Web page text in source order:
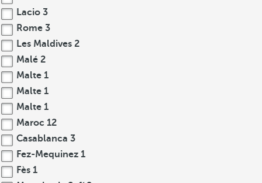
Lacio 3
Rome 3
Les Maldives 2
Malé 2
Malte 1
Malte 1
Malte 1
Maroc 12
Casablanca 3
Fez-Mequinez 1
Fès 1